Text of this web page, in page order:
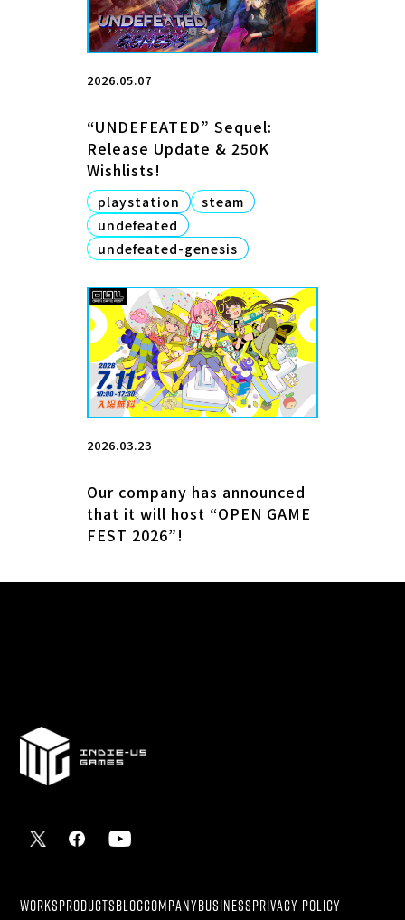
2026.05.07
“UNDEFEATED” Sequel:
Release Update & 250K
Wishlists!
playstation
steam
undefeated
undefeated-genesis
2026.03.23
Our company has announced
that it will host “OPEN GAME
FEST 2026”!
WORKSPRODUCTSBLOGCOMPANYBUSINESSPRIVACY POLICY